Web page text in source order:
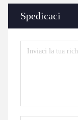
Spedicaci